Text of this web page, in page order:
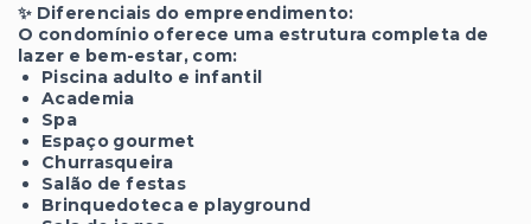
✨ Diferenciais do empreendimento:
O condomínio oferece uma estrutura completa de
lazer e bem-estar, com:
Piscina adulto e infantil
Academia
Spa
Espaço gourmet
Churrasqueira
Salão de festas
Brinquedoteca e playground